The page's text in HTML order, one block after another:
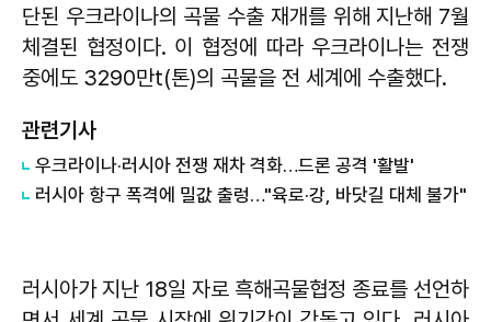
단된 우크라이나의 곡물 수출 재개를 위해 지난해 7월
체결된 협정이다. 이 협정에 따라 우크라이나는 전쟁
중에도 3290만t(톤)의 곡물을 전 세계에 수출했다.
관련기사
​우크라이나·러시아 전쟁 재차 격화…드론 공격 '활발'
러시아 항구 폭격에 밀값 출렁…"육로·강, 바닷길 대체 불가"
러시아가 지난 18일 자로 흑해곡물협정 종료를 선언하